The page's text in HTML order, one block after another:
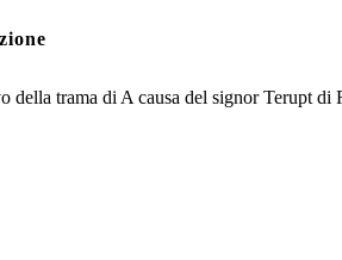
della trama di A causa del signor Terupt di